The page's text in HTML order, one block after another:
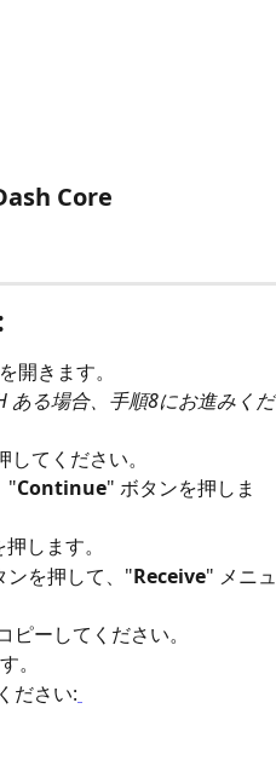
Core
開きます。
ある場合、手順8にお進みくだ
してください。
"Continue" ボタンを押しま
します。
ンを押して、"Receive" メニュ
ーしてください。
。
ださい: